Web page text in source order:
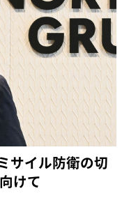
サイル防衛の切
けて